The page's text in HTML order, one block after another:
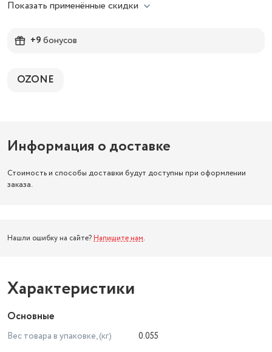
Показать применённые скидки
+9бонусов
OZONE
Информация о доставке
Стоимость и способы доставки будут доступны при оформлении
заказа.
Нашли ошибку на сайте? Напишите нам.
Характеристики
Основные
Вес товара в упаковке, (кг)
0.055